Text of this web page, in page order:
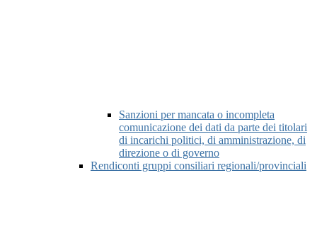
Sanzioni per mancata o incompleta
comunicazione dei dati da parte dei titolari
di incarichi politici, di amministrazione, di
direzione o di governo
Rendiconti gruppi consiliari regionali/provinciali